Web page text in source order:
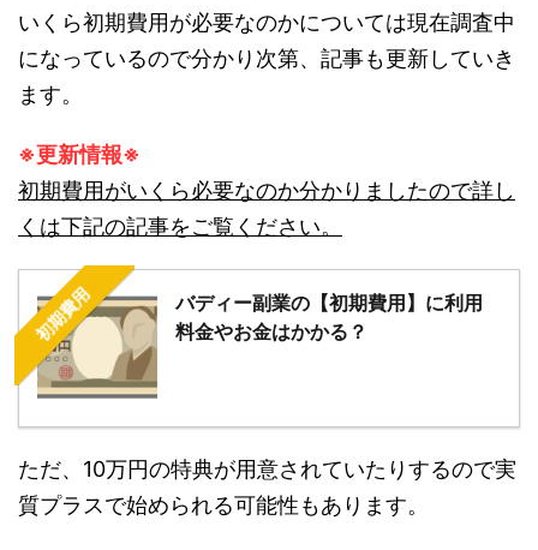
いくら初期費用が必要なのかについては現在調査中
になっているので分かり次第、記事も更新していき
ます。
※更新情報※
初期費用がいくら必要なのか分かりましたので詳し
くは下記の記事をご覧ください。
初期費用
バディー副業の【初期費用】に利用
料金やお金はかかる？
ただ、10万円の特典が用意されていたりするので実
質プラスで始められる可能性もあります。